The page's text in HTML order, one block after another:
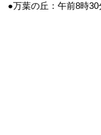
●万葉の丘：午前8時